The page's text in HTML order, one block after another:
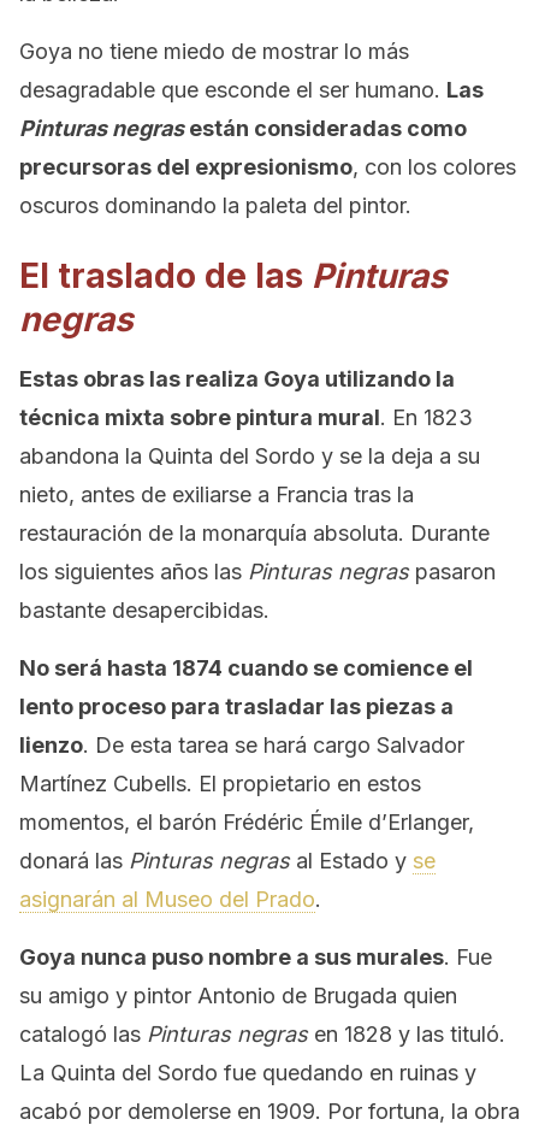
Goya no tiene miedo de mostrar lo más
desagradable que esconde el ser humano. Las
Pinturas negrasestán consideradas como
precursoras del expresionismo, con los colores
oscuros dominando la paleta del pintor.
El traslado de las Pinturas
negras
Estas obras las realiza Goya utilizando la
técnica mixta sobre pintura mural. En 1823
abandona la Quinta del Sordo y se la deja a su
nieto, antes de exiliarse a Francia tras la
restauración de la monarquía absoluta. Durante
los siguientes años las Pinturas negraspasaron
bastante desapercibidas.
No será hasta 1874 cuando se comience el
lento proceso para trasladar las piezas a
lienzo. De esta tarea se hará cargo Salvador
Martínez Cubells. El propietario en estos
momentos, el barón Frédéric Émile d’Erlanger,
donará las Pinturas negrasal Estado y se
asignarán al Museo del Prado.
Goya nunca puso nombre a sus murales. Fue
su amigo y pintor Antonio de Brugada quien
catalogó las Pinturas negrasen 1828 y las tituló.
La Quinta del Sordo fue quedando en ruinas y
acabó por demolerse en 1909. Por fortuna, la obra